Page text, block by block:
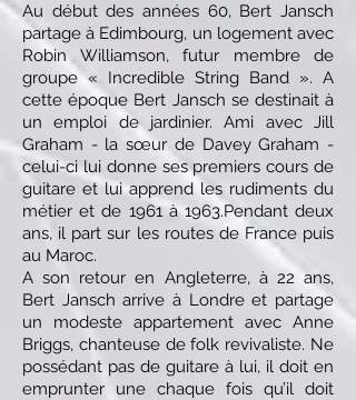
Au début des années 60, Bert Jansch
partage à Edimbourg, un logement avec
Robin Williamson, futur membre de
groupe « Incredible String Band ». A
cette époque Bert Jansch se destinait à
un emploi de jardinier. Ami avec Jill
Graham - la sœur de Davey Graham -
celui-ci lui donne ses premiers cours de
guitare et lui apprend les rudiments du
métier et de 1961 à 1963.Pendant deux
ans, il part sur les routes de France puis
au Maroc.
A son retour en Angleterre, à 22 ans,
Bert Jansch arrive à Londre et partage
un modeste appartement avec Anne
Briggs, chanteuse de folk revivaliste. Ne
possédant pas de guitare à lui, il doit en
emprunter une chaque fois qu’il doit